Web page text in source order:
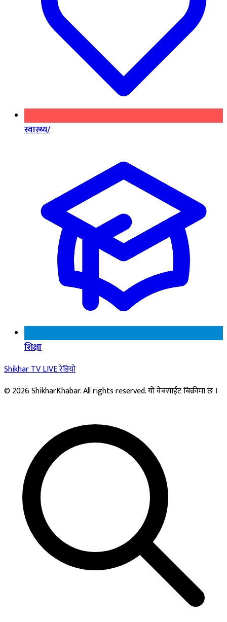
स्वास्थ्य/
शिक्षा
Shikhar TVLIVEरेडियो
© 2026 ShikharKhabar. All rights reserved. यो वेबसाईट बिक्रीमा छ ।